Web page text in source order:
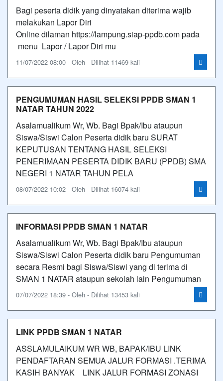
Bagi peserta didik yang dinyatakan diterima wajib
melakukan Lapor Diri
Online dilaman https://lampung.siap-ppdb.com pada
menu Lapor / Lapor Diri mu
11/07/2022 08:00 - Oleh - Dilihat 11469 kali
PENGUMUMAN HASIL SELEKSI PPDB SMAN 1
NATAR TAHUN 2022
Asalamualikum Wr, Wb. Bagi Bpak/Ibu ataupun
Siswa/Siswi Calon Peserta didik baru SURAT
KEPUTUSAN TENTANG HASIL SELEKSI
PENERIMAAN PESERTA DIDIK BARU (PPDB) SMA
NEGERI 1 NATAR TAHUN PELA
08/07/2022 10:02 - Oleh - Dilihat 16074 kali
INFORMASI PPDB SMAN 1 NATAR
Asalamualikum Wr, Wb. Bagi Bpak/Ibu ataupun
Siswa/Siswi Calon Peserta didik baru Pengumuman
secara Resmi bagi Siswa/Siswi yang di terima di
SMAN 1 NATAR ataupun sekolah lain Pengumuman
07/07/2022 18:39 - Oleh - Dilihat 13453 kali
LINK PPDB SMAN 1 NATAR
ASSLAMULAIKUM WR WB, BAPAK/IBU LINK
PENDAFTARAN SEMUA JALUR FORMASI .TERIMA
KASIH BANYAK LINK JALUR FORMASI ZONASI